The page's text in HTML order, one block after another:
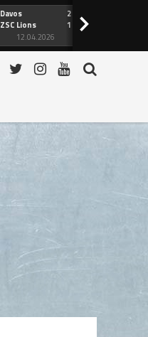
Davos
ZSC Lions
2
1
12.04.2026
>